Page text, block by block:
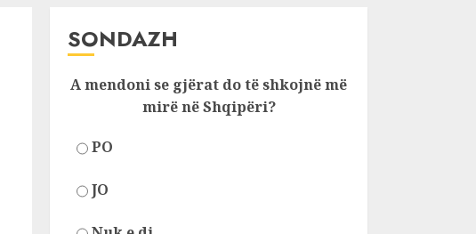
SONDAZH
A mendoni se gjërat do të shkojnë më
mirë në Shqipëri?
PO
JO